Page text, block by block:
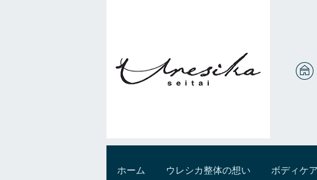
ホーム ウレシカ整体の想い ボディケア